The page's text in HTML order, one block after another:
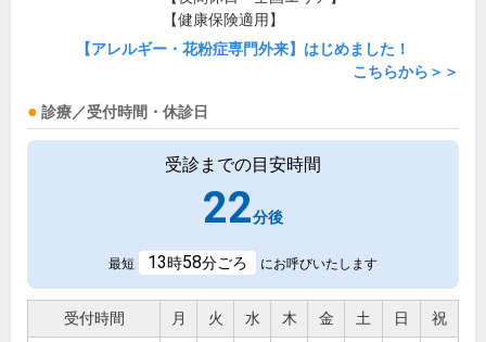
【健康保険適用】
【アレルギー・花粉症専門外来】はじめました！
こちらから＞＞
診療／受付時間・休診日
受診までの目安時間
22分後
最短 13時58分ごろ にお呼びいたします
受付時間 月 火 水 木 金 土 日 祝